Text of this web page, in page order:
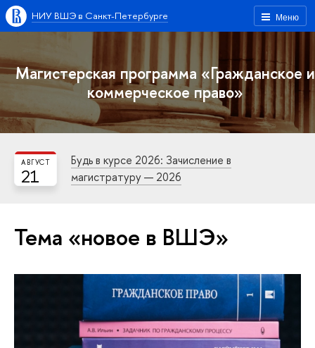
Меню
НИУ ВШЭ в Санкт-Петербурге
Магистерская программа «Гражданское и
коммерческое право»
21
АВГУСТ
Будь в курсе 2026: Зачисление в
магистратуру — 2026
Тема «новое в ВШЭ»